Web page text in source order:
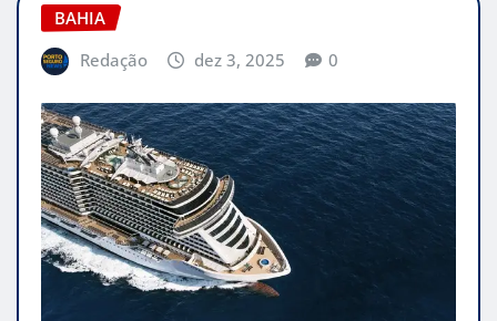
BAHIA
Redação
dez 3, 2025 0